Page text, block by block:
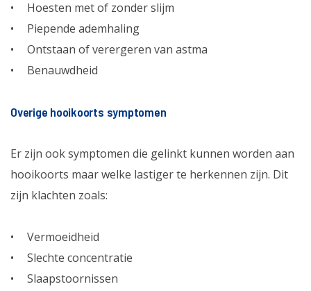
Hoesten met of zonder slijm
Piepende ademhaling
Ontstaan of verergeren van astma
Benauwdheid
Overige hooikoorts symptomen
Er zijn ook symptomen die gelinkt kunnen worden aan
hooikoorts maar welke lastiger te herkennen zijn. Dit
zijn klachten zoals:
Vermoeidheid
Slechte concentratie
Slaapstoornissen